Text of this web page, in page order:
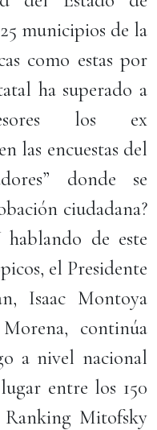
municipios de la
como estas por
ha superado a
los ex
las encuestas del
donde se
ciudadana?
de este
el Presidente
Isaac Montoya
continúa
a nivel nacional
entre los 150
Ranking Mitofsky